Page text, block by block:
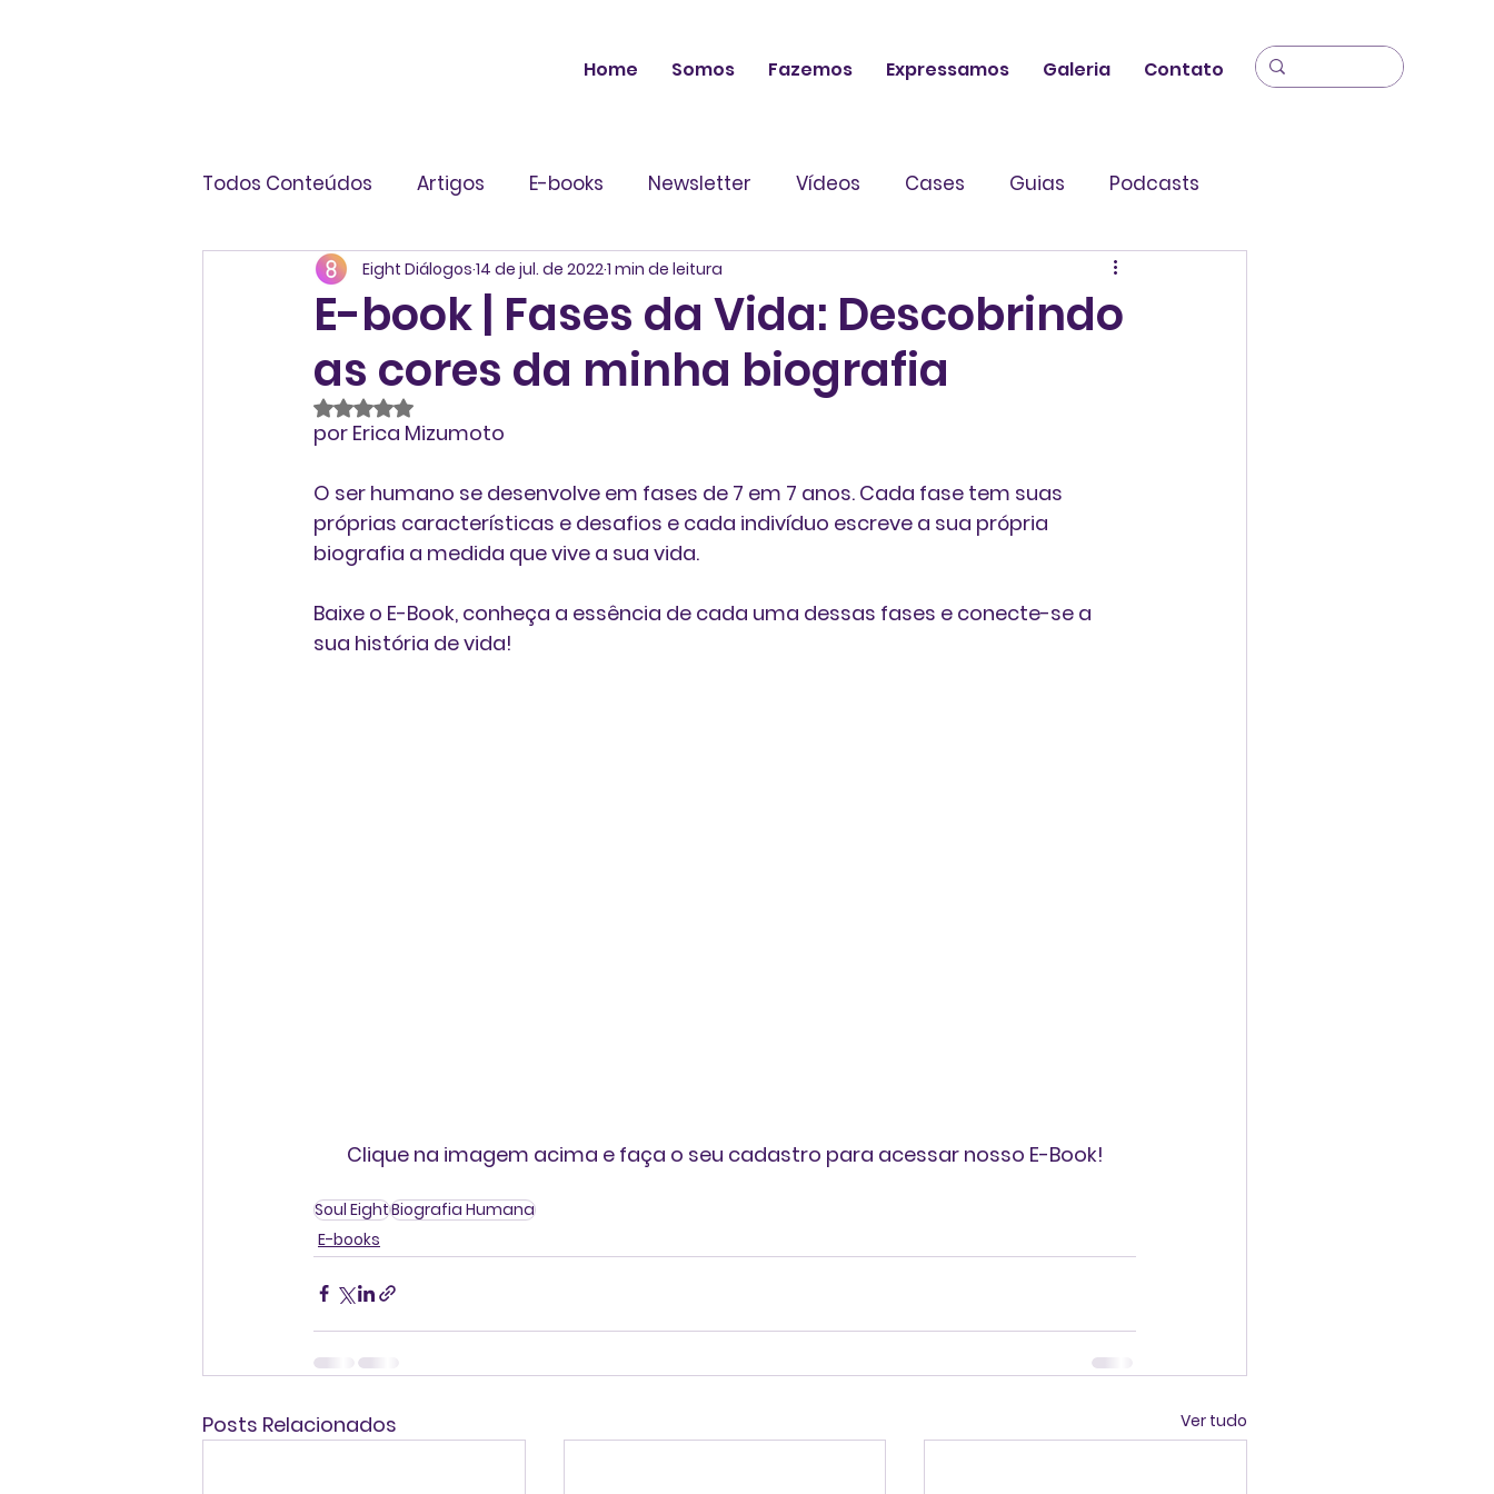
Home Somos Fazemos Expressamos Galeria Contato
Todos Conteúdos Artigos E-books Newsletter Vídeos Cases Guias Podcasts
Infográficos
E-book | Fases da Vida: Descobrindo
as cores da minha biografia
Eight Diálogos 14 de jul. de 20221 min de leitura
Avaliado com NaN de 5 estrelas.
por Erica Mizumoto
O ser humano se desenvolve em fases de 7 em 7 anos. Cada fase tem suas
próprias características e desafios e cada indivíduo escreve a sua própria
biografia a medida que vive a sua vida.
Baixe o E-Book, conheça a essência de cada uma dessas fases e conecte-se a
sua história de vida!
Clique na imagem acima e faça o seu cadastro para acessar nosso E-Book!
Soul EightBiografia Humana
E-books
Posts Relacionados Ver tudo